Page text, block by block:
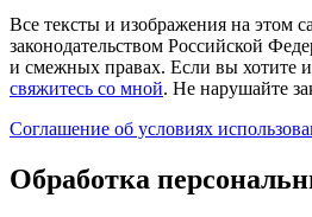
Все тексты и изображения на этом
законодательством Российской
и смежных правах. Если вы хотите
свяжитесь со мной. Не нарушайте
Соглашение об условиях
Обработка